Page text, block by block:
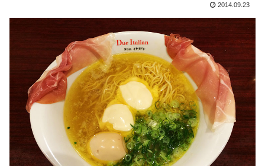
2014.09.23